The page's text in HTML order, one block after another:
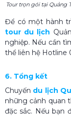
Tour trọn gói tại Quảng
Để có một hành
tour du lịch
nghiệp. Nếu cần
thể liên hệ Hotline
6. Tổng kết
Chuyến du lịch
những cảnh quan
đặc sắc. Nếu bạn